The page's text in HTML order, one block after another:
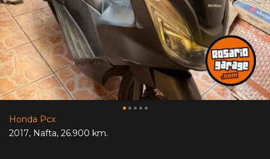
Honda Pcx
2017, Nafta, 26.900 km.